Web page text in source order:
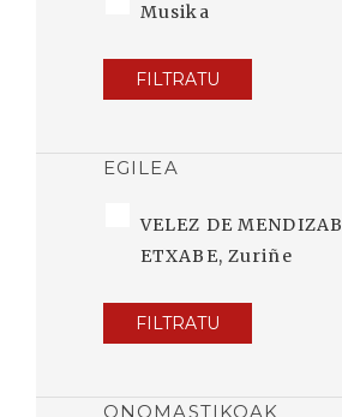
Musika
FILTRATU
EGILEA
VELEZ DE
ETXABE, Zuriñe
FILTRATU
ONOMASTIKOAK